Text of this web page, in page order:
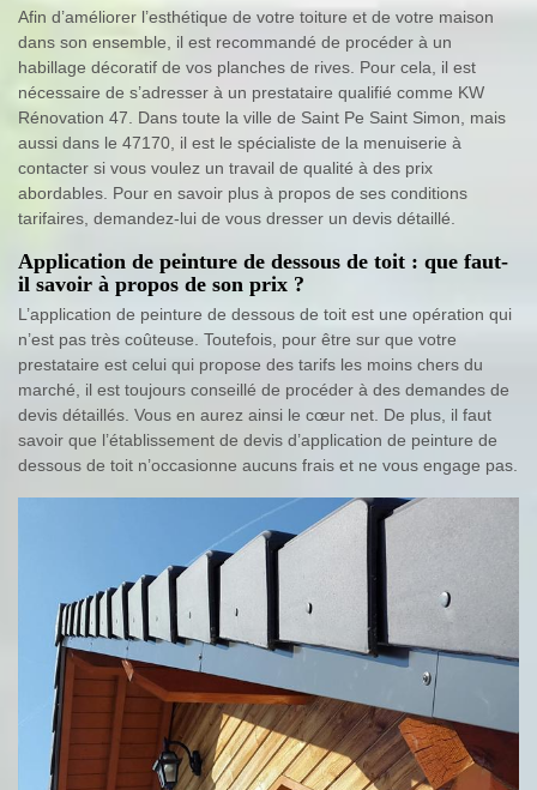
Afin d’améliorer l’esthétique de votre toiture et de votre maison
dans son ensemble, il est recommandé de procéder à un
habillage décoratif de vos planches de rives. Pour cela, il est
nécessaire de s’adresser à un prestataire qualifié comme KW
Rénovation 47. Dans toute la ville de Saint Pe Saint Simon, mais
aussi dans le 47170, il est le spécialiste de la menuiserie à
contacter si vous voulez un travail de qualité à des prix
abordables. Pour en savoir plus à propos de ses conditions
tarifaires, demandez-lui de vous dresser un devis détaillé.
Application de peinture de dessous de toit : que faut-
il savoir à propos de son prix ?
L’application de peinture de dessous de toit est une opération qui
n’est pas très coûteuse. Toutefois, pour être sur que votre
prestataire est celui qui propose des tarifs les moins chers du
marché, il est toujours conseillé de procéder à des demandes de
devis détaillés. Vous en aurez ainsi le cœur net. De plus, il faut
savoir que l’établissement de devis d’application de peinture de
dessous de toit n’occasionne aucuns frais et ne vous engage pas.